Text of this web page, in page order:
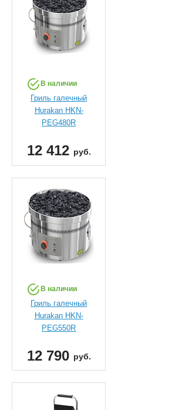
В наличии
Гриль галечный
Hurakan HKN-
PEG480R
12 412 руб.
В наличии
Гриль галечный
Hurakan HKN-
PEG550R
12 790 руб.